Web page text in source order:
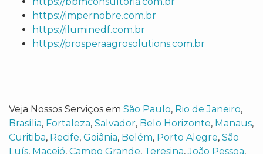
https://impernobre.com.br
https://iluminedf.com.br
https://prosperaagrosolutions.com.br
Veja Nossos Serviços em São Paulo, Rio de Janeiro,
Brasília, Fortaleza, Salvador, Belo Horizonte, Manaus,
Curitiba, Recife, Goiânia, Belém, Porto Alegre, São
Luís, Maceió, Campo Grande, Teresina,João Pessoa,